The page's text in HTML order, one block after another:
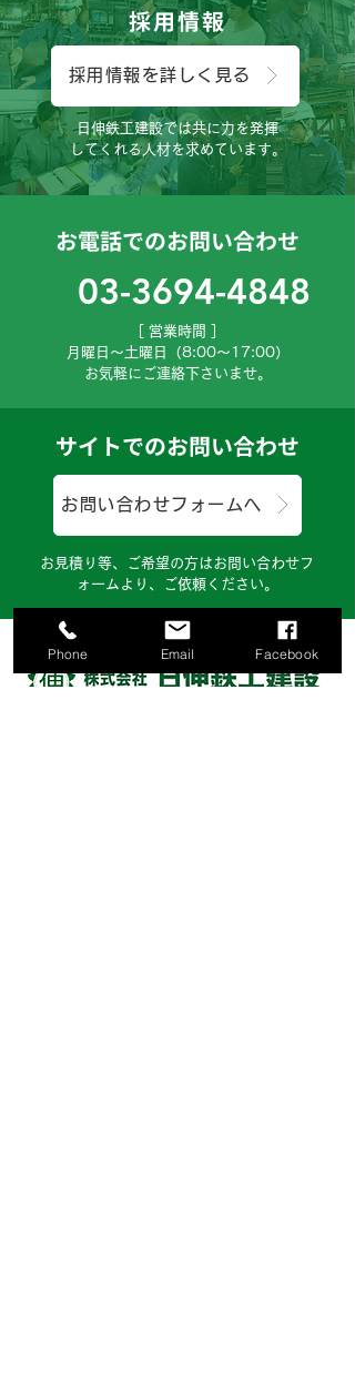
採用情報
採用情報を詳しく見る
日伸鉄工建設では共に力を発揮
してくれる人材を求めています。
お電話でのお問い合わせ
03-3694-4848
［ 営業時間 ］
月曜日～土曜日（8:00～17:00）
お気軽にご連絡下さいませ。
サイトでのお問い合わせ
お問い合わせフォームへ
お見積り等、ご希望の方はお問い合わせフ
ォームより、ご依頼ください。
Phone Email Facebook